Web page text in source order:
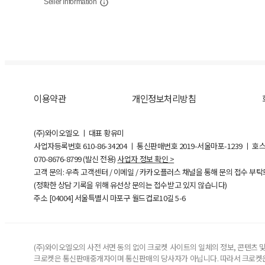
Seller Information
이용약관 개인정보처리방침
(주)와이오엘오 ㅣ 대표 황유미
사업자등록번호610-86-34204ㅣ 통신판매번호 2019-서울마포-1239 ㅣ 호
070-8676-8799 (발신 전용) 사업자 정보 확인 >
고객 문의: 우측 고객센터 / 이메일 / 카카오플러스 채널을 통해 문의 접수 부
(정확한 상담 기록을 위해 유선상 문의는 접수받고 있지 않습니다)
주소 [04004] 서울특별시 마포구 월드컵로10길5-6
(주)와이오엘오의 사전 서면 동의 없이 크로켓 사이트의 일체의 정보, 콘텐츠
크로켓은 통신판매중개자이며 통신판매의 당사자가 아닙니다. 따라서 크로